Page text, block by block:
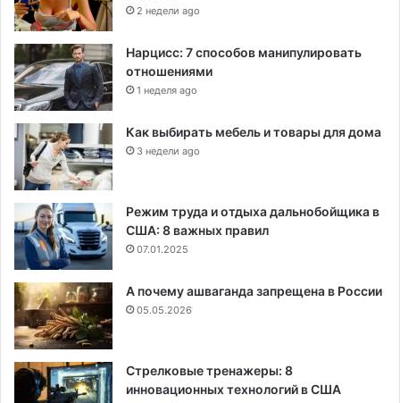
2 недели ago
Нарцисс: 7 способов манипулировать
отношениями
1 неделя ago
Как выбирать мебель и товары для дома
3 недели ago
Режим труда и отдыха дальнобойщика в
США: 8 важных правил
07.01.2025
А почему ашваганда запрещена в России
05.05.2026
Стрелковые тренажеры: 8
инновационных технологий в США